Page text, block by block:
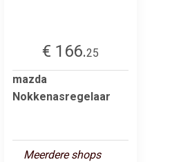
€ 166.25
mazda
Nokkenasregelaar
Meerdere shops